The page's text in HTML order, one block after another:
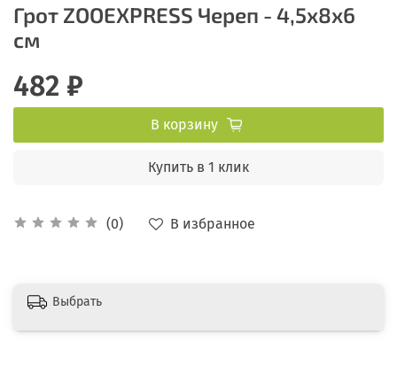
Грот ZOOEXPRESS Череп - 4,5х8х6
см
(0) В избранное
482 ₽
В корзину
Купить в 1 клик
Выбрать